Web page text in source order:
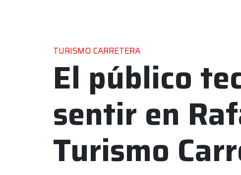
TURISMO CARRETERA
El público
sentir en
Turismo